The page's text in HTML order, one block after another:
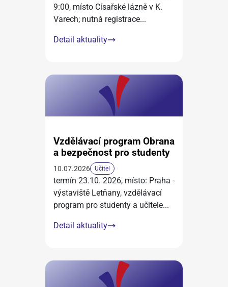
9:00, místo Císařské lázně v K.
Varech; nutná registrace...
Detail aktuality
Vzdělávací program Obrana
a bezpečnost pro studenty
10.07.2026 Učitel
termín 23.10. 2026, místo: Praha -
výstaviště Letňany, vzdělávací
program pro studenty a učitele...
Detail aktuality